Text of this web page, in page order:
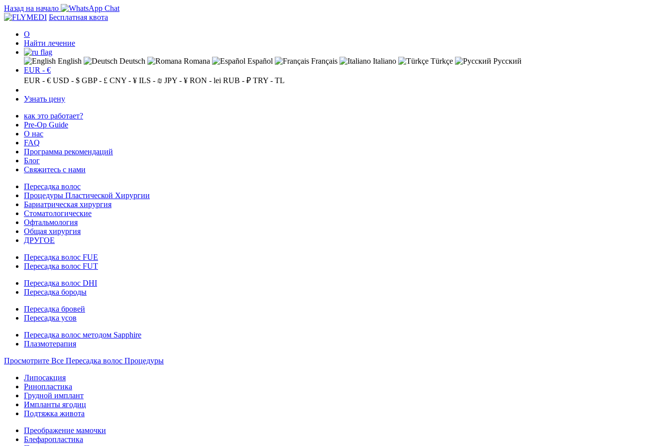
Назад на начало
Бесплатная квота
О
Найти лечение
English Deutsch Romana Español Français Italiano Türkçe
Русский
EUR - €
EUR - € USD - $ GBP - £ CNY - ¥ ILS - ₪ JPY - ¥ RON - lei RUB - ₽ TRY - TL
Узнать цену
как это работает?
Pre-Op Guide
О нас
FAQ
Программа рекомендаций
Блог
Свяжитесь с нами
Пересадка волос
Процедуры Пластической Хирургии
Бариатрическая хирургия
Стоматологические
Офтальмология
Общая хирургия
ДРУГОЕ
Пересадка волос FUE
Пересадка волос FUT
Пересадка волос DHI
Пересадка бороды
Пересадка бровей
Пересадка усов
Пересадка волос методом Sapphire
Плазмотерапия
Просмотрите Все Пересадка волос Процедуры
Липосакция
Ринопластика
Грудной имплант
Импланты ягодиц
Подтяжка живота
Преображение мамочки
Блефаропластика